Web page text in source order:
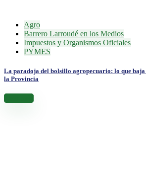
Agro
Barrero Larroudé en los Medios
Impuestos y Organismos Oficiales
PYMES
La paradoja del bolsillo agropecuario: lo que
la Provincia